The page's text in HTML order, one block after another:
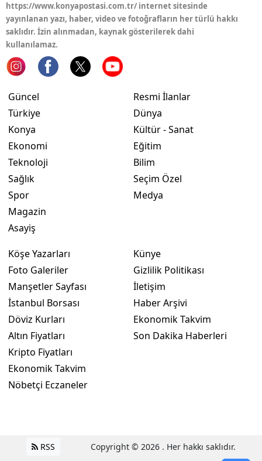
Kilis
Osmaniye
https://www.konyapostasi.com.tr/ internet sitesinde
yayınlanan yazı, haber, video ve fotoğrafların her türlü hakkı
saklıdır. İzin alınmadan, kaynak gösterilerek dahi
kullanılamaz.
Güncel
Türkiye
Konya
Ekonomi
Teknoloji
Sağlık
Spor
Magazin
Asayiş
Resmi İlanlar
Dünya
Kültür - Sanat
Eğitim
Bilim
Seçim Özel
Medya
Köşe Yazarları
Foto Galeriler
Manşetler Sayfası
İstanbul Borsası
Döviz Kurları
Altın Fiyatları
Kripto Fiyatları
Ekonomik Takvim
Nöbetçi Eczaneler
Künye
Gizlilik Politikası
İletişim
Haber Arşivi
Ekonomik Takvim
Son Dakika Haberleri
RSS Copyright © 2026 . Her hakkı saklıdır.